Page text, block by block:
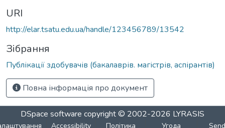
URI
http://elar.tsatu.edu.ua/handle/123456789/13542
Зібрання
Публікації здобувачів (бакалаврів. магістрів, аспірантів)
Повна інформація про документ
DSpace software copyright © 2002-2026 LYRASIS
Accessibility Політика Угода Send